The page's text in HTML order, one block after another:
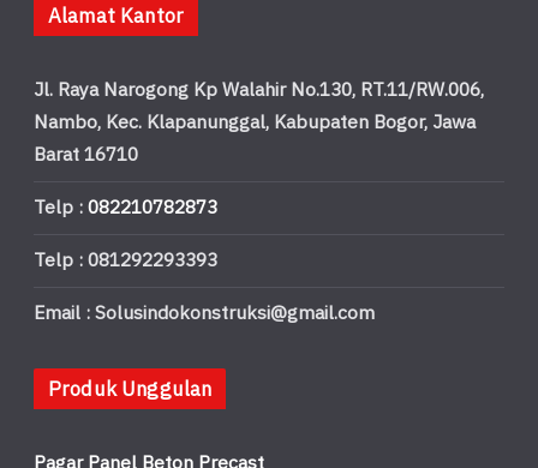
Alamat Kantor
Jl. Raya Narogong Kp Walahir No.130, RT.11/RW.006,
Nambo, Kec. Klapanunggal, Kabupaten Bogor, Jawa
Barat 16710
Telp :082210782873
Telp : 081292293393
Email : Solusindokonstruksi@gmail.com
Produk Unggulan